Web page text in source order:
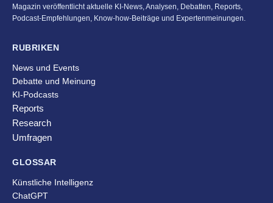
Magazin veröffentlicht aktuelle KI-News, Analysen, Debatten, Reports,
Podcast-Empfehlungen, Know-how-Beiträge und Expertenmeinungen.
RUBRIKEN
News und Events
Debatte und Meinung
KI-Podcasts
Reports
Research
Umfragen
GLOSSAR
Künstliche Intelligenz
ChatGPT